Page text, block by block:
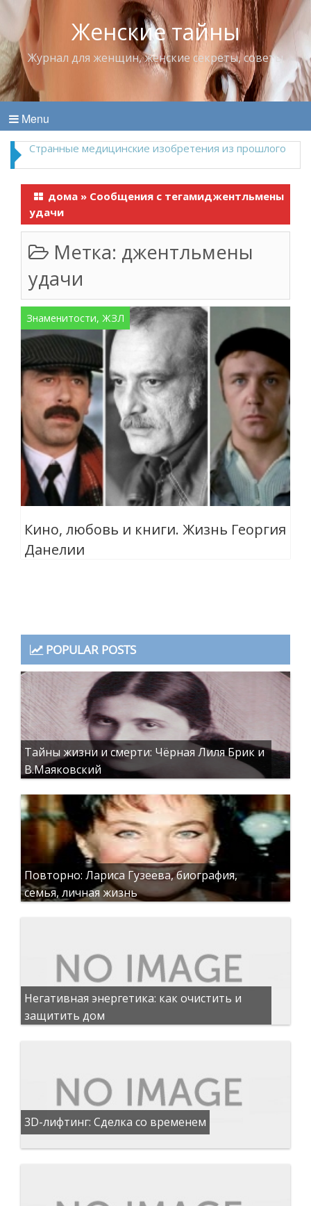
Женские тайны
Журнал для женщин, женские секреты, советы
Menu
Что пить в жару
дома » Сообщения с тегамиджентльмены
удачи
Метка: джентльмены
удачи
Знаменитости, ЖЗЛ
Кино, любовь и книги. Жизнь Георгия
Данелии
POPULAR POSTS
Тайны жизни и смерти: Чёрная Лиля Брик и
В.Маяковский
Повторно: Лариса Гузеева, биография,
семья, личная жизнь
Негативная энергетика: как очистить и
защитить дом
3D-лифтинг: Сделка со временем